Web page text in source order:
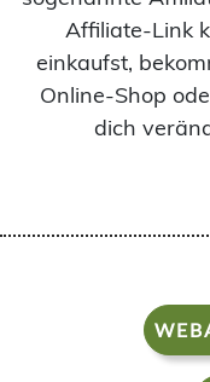
Affiliate-Link
einkaufst,
Online-Shop
dich